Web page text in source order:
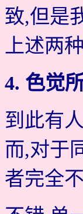
致,但是
上述两
4. 色觉
到此有
而,对于
者完全